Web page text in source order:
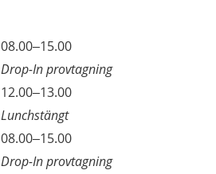
08.00–15.00
Drop-In provtagning
12.00–13.00
Lunchstängt
08.00–15.00
Drop-In provtagning